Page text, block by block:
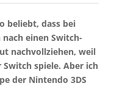
beliebt, dass bei
einen Switch-
nachvollziehen, weil
spiele. Aber ich
der Nintendo 3DS